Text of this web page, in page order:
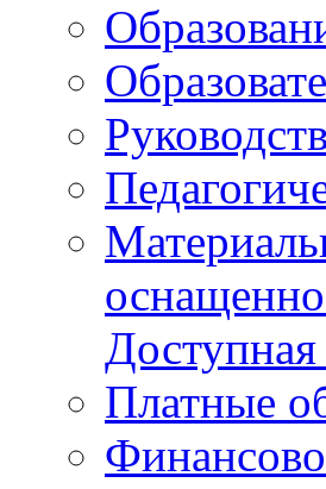
Доступная
Платные